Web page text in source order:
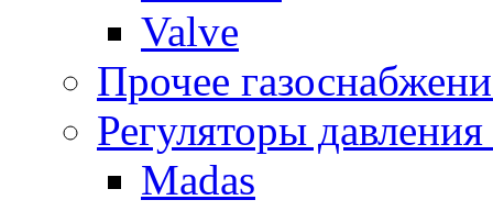
Valve
Прочее
Регуляторы давления
Madas